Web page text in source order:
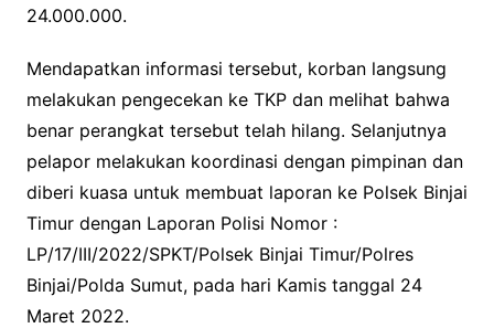
24.000.000.
Mendapatkan informasi tersebut, korban langsung
melakukan pengecekan ke TKP dan melihat bahwa
benar perangkat tersebut telah hilang. Selanjutnya
pelapor melakukan koordinasi dengan pimpinan dan
diberi kuasa untuk membuat laporan ke Polsek Binjai
Timur dengan Laporan Polisi Nomor :
LP/17/III/2022/SPKT/Polsek Binjai Timur/Polres
Binjai/Polda Sumut, pada hari Kamis tanggal 24
Maret 2022.